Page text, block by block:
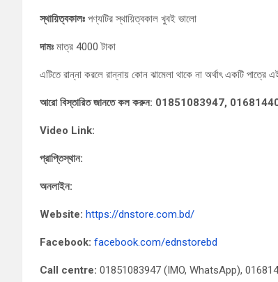
স্থায়িত্বকালঃ পণ্যটির স্থায়িত্বকাল খুবই ভালো
দামঃ মাত্র 4000 টাকা
এটিতে রান্না করলে রান্নায় কোন ঝামেলা থাকে না অর্থাৎ একটি পাত্রে
আরো বিস্তারিত জানতে কল করুন: 01851083947,
Video Link:
প্রাপ্তিস্থান:
অনলাইন:
Website: https://dnstore.com.bd/
Facebook: facebook.com/ednstorebd
Call centre: 01851083947 (IMO, WhatsApp),